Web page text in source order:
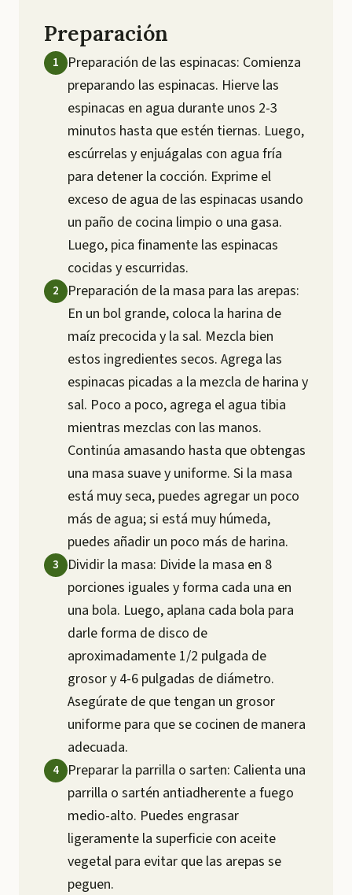
Preparación
Preparación de las espinacas: Comienza
preparando las espinacas. Hierve las
espinacas en agua durante unos 2-3
minutos hasta que estén tiernas. Luego,
escúrrelas y enjuágalas con agua fría
para detener la cocción. Exprime el
exceso de agua de las espinacas usando
un paño de cocina limpio o una gasa.
Luego, pica finamente las espinacas
cocidas y escurridas.
Preparación de la masa para las arepas:
En un bol grande, coloca la harina de
maíz precocida y la sal. Mezcla bien
estos ingredientes secos. Agrega las
espinacas picadas a la mezcla de harina y
sal. Poco a poco, agrega el agua tibia
mientras mezclas con las manos.
Continúa amasando hasta que obtengas
una masa suave y uniforme. Si la masa
está muy seca, puedes agregar un poco
más de agua; si está muy húmeda,
puedes añadir un poco más de harina.
Dividir la masa: Divide la masa en 8
porciones iguales y forma cada una en
una bola. Luego, aplana cada bola para
darle forma de disco de
aproximadamente 1/2 pulgada de
grosor y 4-6 pulgadas de diámetro.
Asegúrate de que tengan un grosor
uniforme para que se cocinen de manera
adecuada.
Preparar la parrilla o sarten: Calienta una
parrilla o sartén antiadherente a fuego
medio-alto. Puedes engrasar
ligeramente la superficie con aceite
vegetal para evitar que las arepas se
peguen.